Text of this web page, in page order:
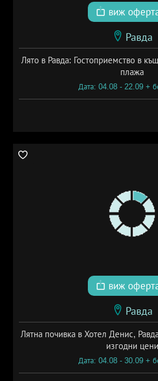
виж
Равда
Лято в Равда: Гостоприемство в
плажа
Дата: 04.08 - 22.09 +
виж
Равда
Лятна почивка в Хотел Денис,
изгодни цени
Дата: 04.08 - 30.09 +